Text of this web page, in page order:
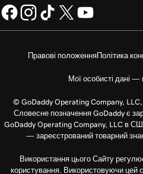
Правові положенняПолітика
Мої особисті дані
© GoDaddy Operating Company,
Словесне позначення GoDaddy є
GoDaddy Operating Company, LLC в
— зареєстрований товарний
Використання цього Сайту
користування. Використовуючи цей